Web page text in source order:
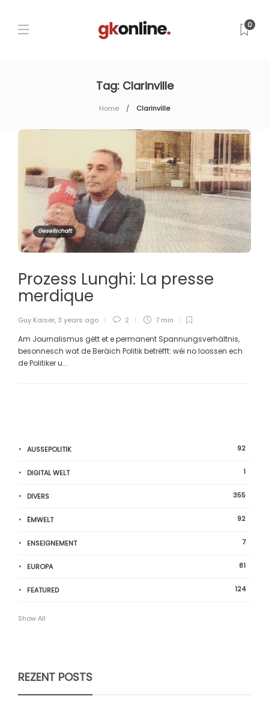
0
Tag: Clarinville
Home Clarinville
Gesellschaft
Prozess Lunghi: La presse
merdique
Guy Kaiser, 3 years ago 2 7 min
Am Journalismus gëtt et e permanent Spannungsverhältnis,
besonnesch wat de Beräich Politik betrëfft: wéi no loossen ech
de Politiker u...
AUSSEPOLITIK 92
DIGITAL WELT 1
DIVERS 355
ËMWELT 92
ENSEIGNEMENT 7
EUROPA 81
FEATURED 124
Show All
REZENT POSTS